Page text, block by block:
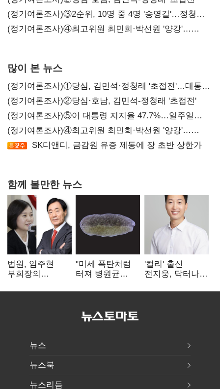
(정기여론조사)③2순위, 10명 중 4명 '송영길'…정청래
'한 자릿수'
(정기여론조사)④최고위원 최민희·박선원 '양강'…
많이 본 뉴스
(정기여론조사)①당심, 김민석·정청래 '초접전'…대통령
지지도 '50% 아래로'(종합)
(정기여론조사)②당심·호남, 김민석-정청래 '초접전'
(정기여론조사)⑤이 대통령 지지율 47.7%…일주일
만에 다시 40%대
(정기여론조사)④최고위원 최민희·박선원 '양강'…
서미화·이성윤·임미애 뒤이어
SK디앤디, 금감원 유증 제동에 장 초반 상한가
함께 볼만한 뉴스
법원, 임주현
부회장의
주식 가압류 결정
"미세 폭탄처럼
터져 병원균
'컬리' 출신
전지웅, 닥터나우
뉴스
뉴스북
뉴스리듬